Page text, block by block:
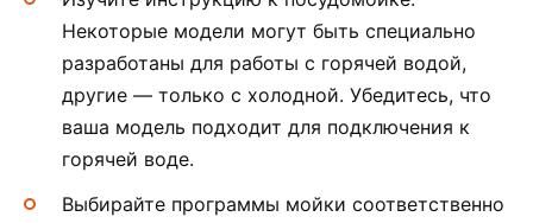
Некоторые модели могут быть специально
разработаны для работы с горячей водой,
другие — только с холодной. Убедитесь, что
ваша модель подходит для подключения к
горячей воде.
Выбирайте программы мойки соответственно